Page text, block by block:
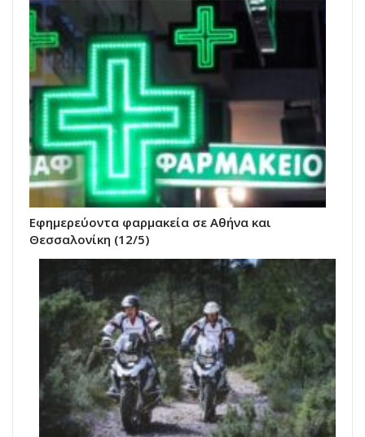
Εφημερεύοντα φαρμακεία σε Αθήνα και
Θεσσαλονίκη (12/5)